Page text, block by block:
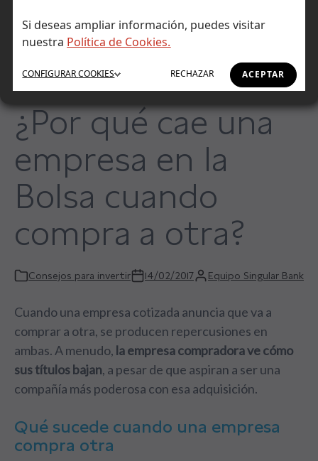
Si deseas ampliar información, puedes visitar
nuestra Política de Cookies.
ACEPTAR
RECHAZAR
CONFIGURARCOOKIES
¿Por qué cae una
empresa en la
Bolsa cuando
compra a otra?
Consejos para invertir 14/02/2017 Equipo Singular Bank
Cuando una empresa cotizada anuncia que va a
comprar a otra, se producen repercusiones en
ambas. A menudo, la empresa compradora ve cómo
sus títulos bajan, a pesar de que aspiran a ser una
compañía más poderosa con esa adquisición.
Qué sucede cuando una empresa
compra otra